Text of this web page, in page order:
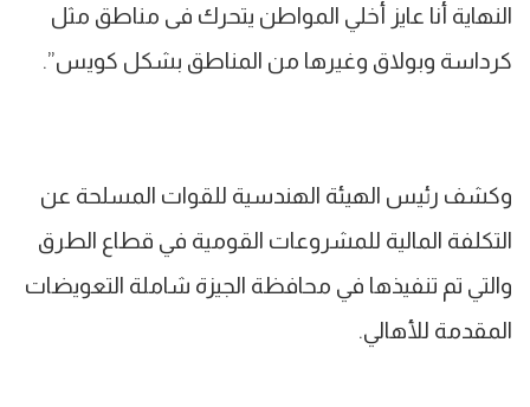
النهاية أنا عايز أخلي المواطن يتحرك فى مناطق مثل
كرداسة وبولاق وغيرها من المناطق بشكل كويس”.
وكشف رئيس الهيئة الهندسية للقوات المسلحة عن
التكلفة المالية للمشروعات القومية في قطاع الطرق
والتي تم تنفيذها في محافظة الجيزة شاملة التعويضات
المقدمة للأهالي.